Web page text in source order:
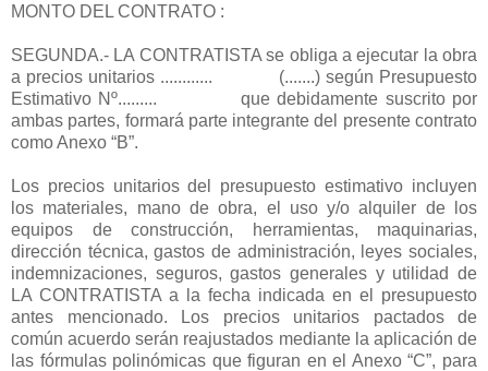
MONTO DEL CONTRATO :
SEGUNDA.- LA CONTRATISTA se obliga a ejecutar la obra
a precios unitarios ............ (.......) según Presupuesto
Estimativo Nº......... que debidamente suscrito por
ambas partes, formará parte integrante del presente contrato
como Anexo “B”.
Los precios unitarios del presupuesto estimativo incluyen
los materiales, mano de obra, el uso y/o alquiler de los
equipos de construcción, herramientas, maquinarias,
dirección técnica, gastos de administración, leyes sociales,
indemnizaciones, seguros, gastos generales y utilidad de
LA CONTRATISTA a la fecha indicada en el presupuesto
antes mencionado. Los precios unitarios pactados de
común acuerdo serán reajustados mediante la aplicación de
las fórmulas polinómicas que figuran en el Anexo “C”, para